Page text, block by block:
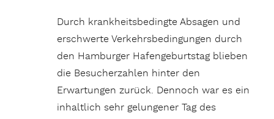
Durch krankheitsbedingte Absagen und
erschwerte Verkehrsbedingungen durch
den Hamburger Hafengeburtstag blieben
die Besucherzahlen hinter den
Erwartungen zurück. Dennoch war es ein
inhaltlich sehr gelungener Tag des